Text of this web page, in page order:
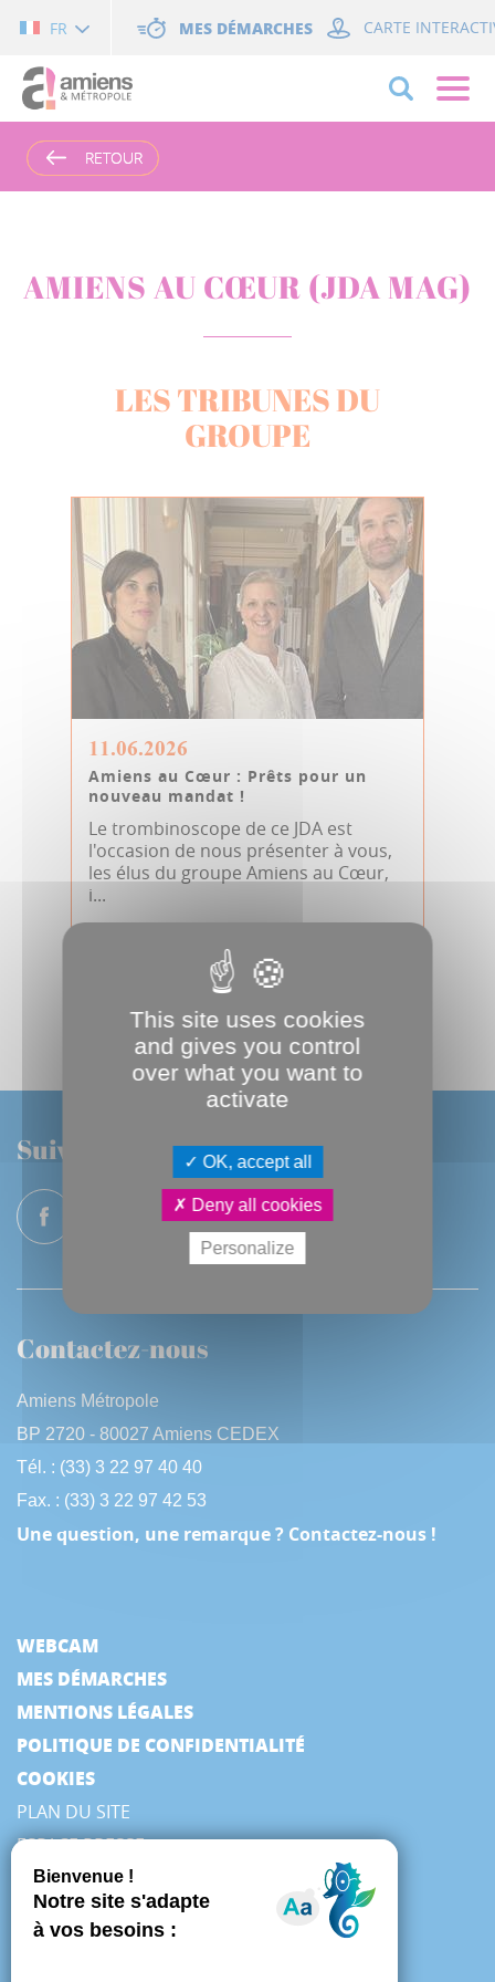
FR MES DÉMARCHES CARTE
RETOUR
RETOUR
AMIENS AU CŒUR (JDA MAG)
LES TRIBUNES DU
GROUPE
11.06.2026
Amiens au Cœur : Prêts pour un
nouveau mandat !
Le trombinoscope de ce JDA est
l'occasion de nous présenter à vous,
les élus du groupe Amiens au Cœur,
i...
TOUTES LES TRIBUNES DU GROUPE
Suivez-nous
Contactez-nous
Amiens Métropole
BP 2720 - 80027 Amiens CEDEX
Tél. : (33) 3 22 97 40 40
Fax. : (33) 3 22 97 42 53
Une question, une remarque ? Contactez-nous !
WEBCAM
MES DÉMARCHES
MENTIONS LÉGALES
POLITIQUE DE CONFIDENTIALITÉ
COOKIES
PLAN DU SITE
ESPACE PRESSE
This site uses cookies
and gives you control
over what you want to
activate
OK, accept all
Deny all cookies
Personalize